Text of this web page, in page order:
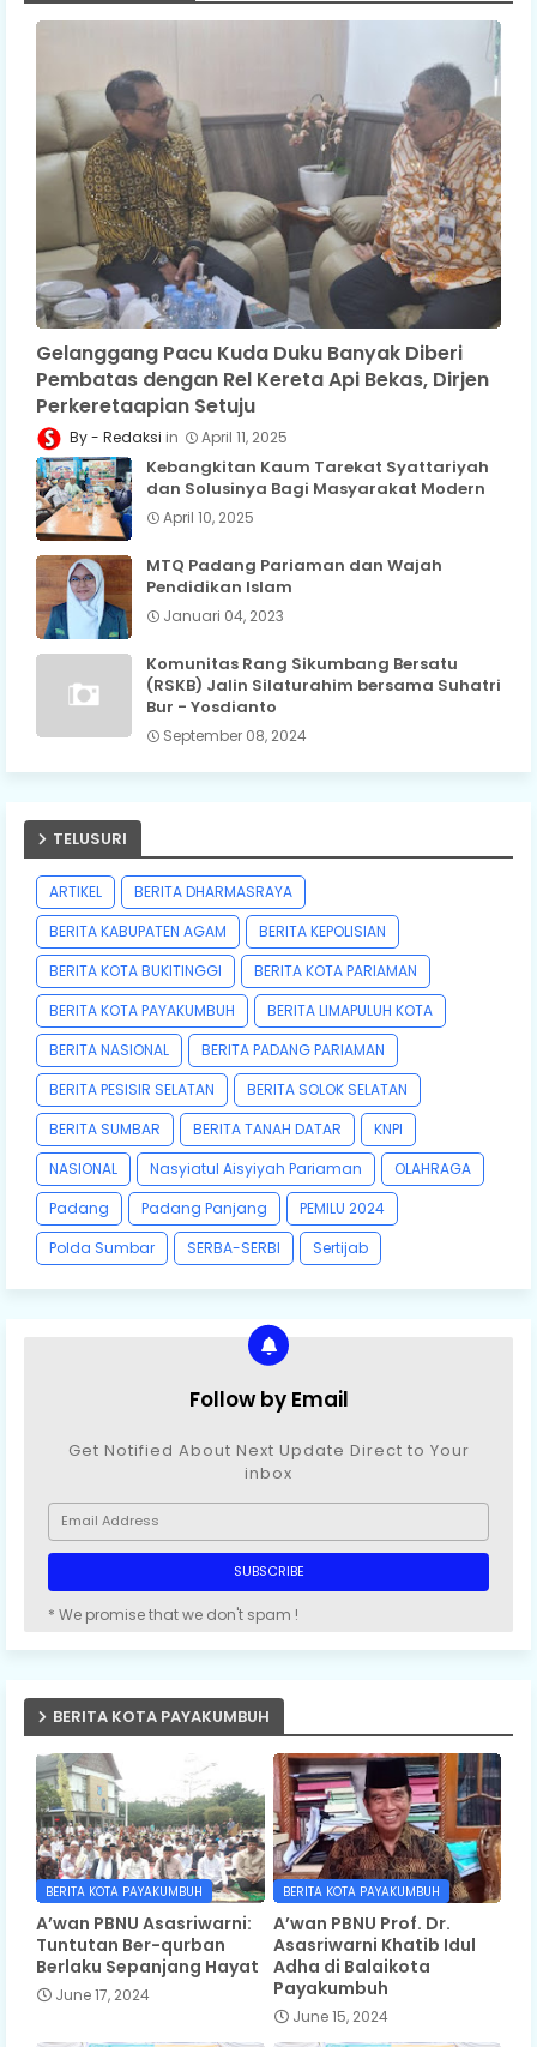
Gelanggang Pacu Kuda Duku Banyak Diberi
Pembatas dengan Rel Kereta Api Bekas, Dirjen
Perkeretaapian Setuju
Redaksi April 11, 2025
Kebangkitan Kaum Tarekat Syattariyah
dan Solusinya Bagi Masyarakat Modern
April 10, 2025
MTQ Padang Pariaman dan Wajah
Pendidikan Islam
Januari 04, 2023
Komunitas Rang Sikumbang Bersatu
(RSKB) Jalin Silaturahim bersama Suhatri
Bur - Yosdianto
September 08, 2024
TELUSURI
ARTIKEL
BERITA DHARMASRAYA
BERITA KABUPATEN AGAM
BERITA KEPOLISIAN
BERITA KOTA BUKITINGGI
BERITA KOTA PARIAMAN
BERITA KOTA PAYAKUMBUH
BERITA LIMAPULUH KOTA
BERITA NASIONAL
BERITA PADANG PARIAMAN
BERITA PESISIR SELATAN
BERITA SOLOK SELATAN
BERITA SUMBAR
BERITA TANAH DATAR
KNPI
NASIONAL
Nasyiatul Aisyiyah Pariaman
OLAHRAGA
Padang
Padang Panjang
PEMILU 2024
Polda Sumbar
SERBA-SERBI Sertijab
Follow by Email
Get Notified About Next Update Direct to Your
inbox
* We promise that we don't spam !
BERITA KOTA PAYAKUMBUH
BERITA KOTA PAYAKUMBUH
A’wan PBNU Asasriwarni:
Tuntutan Ber-qurban
Berlaku Sepanjang Hayat
June 17, 2024
BERITA KOTA PAYAKUMBUH
A’wan PBNU Prof. Dr.
Asasriwarni Khatib Idul
Adha di Balaikota
Payakumbuh
June 15, 2024